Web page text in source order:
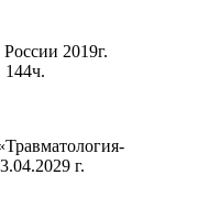
2019г.
144ч.
г.